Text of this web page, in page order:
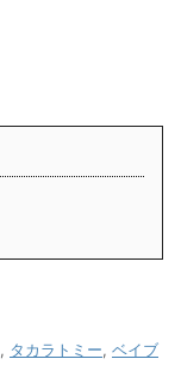
, タカラトミー, ベイブ